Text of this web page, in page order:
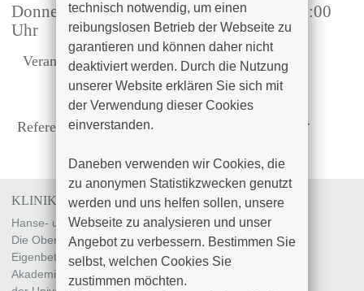
Donnerstag, 15.05.2025, 14:00 Uhr bis 16:00
Uhr
Veranstalter: Klinik für Innere Medizin III
Ort: Klinikum Südstadt Rostock,
Seminarraum 4
Referentinen: Frau B. Engel / Frau M. Stecher
KLINIKUM SÜDSTADT ROSTOCK
Hanse- und Universitätsstadt Rostock
Die Oberbürgermeisterin
Eigenbetrieb „Klinikum Südstadt Rostock“
Akademisches Lehrkrankenhaus
technisch notwendig, um einen
reibungslosen Betrieb der Webseite zu
garantieren und können daher nicht
deaktiviert werden. Durch die Nutzung
unserer Website erklären Sie sich mit
der Verwendung dieser Cookies
einverstanden.
Daneben verwenden wir Cookies, die
zu anonymen Statistikzwecken genutzt
werden und uns helfen sollen, unsere
Webseite zu analysieren und unser
Angebot zu verbessern. Bestimmen Sie
selbst, welchen Cookies Sie
zustimmen möchten.